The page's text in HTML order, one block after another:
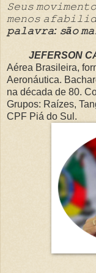
𝚂𝚎𝚞𝚜
𝚖𝚎𝚗𝚘𝚜
𝚙𝚊𝚕𝚊𝚟𝚛𝚊: 𝚜ã𝚘
JEFERSON
Aérea Brasileira,
Aeronáutica.
na década de 80. C
Grupos: Raízes,
CPF Piá do Sul.